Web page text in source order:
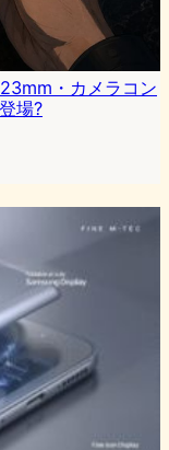
・カメラコン
場?